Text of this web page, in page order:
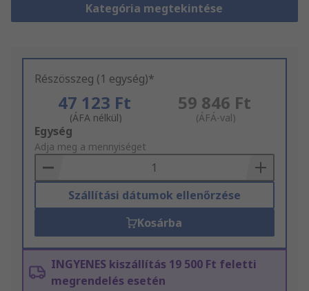
Kategória megtekintése
Részösszeg (1 egység)*
47 123 Ft
(ÁFA nélkül)
59 846 Ft
(ÁFÁ-val)
Add
to
Basket
Egység
Adja meg a mennyiséget
Szállítási dátumok ellenőrzése
Kosárba
INGYENES kiszállítás 19 500 Ft feletti
megrendelés esetén